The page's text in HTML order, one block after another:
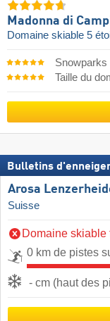
Madonna di
Domaine skiable 5
Snowparks
Taille du
Bulletins
Arosa
Suisse
Domaine skiable
0 km de pistes
- cm (haut des